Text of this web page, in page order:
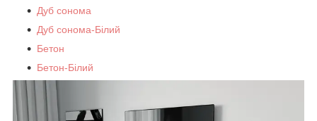
Дуб сонома
Дуб сонома-Білий
Бетон
Бетон-Білий